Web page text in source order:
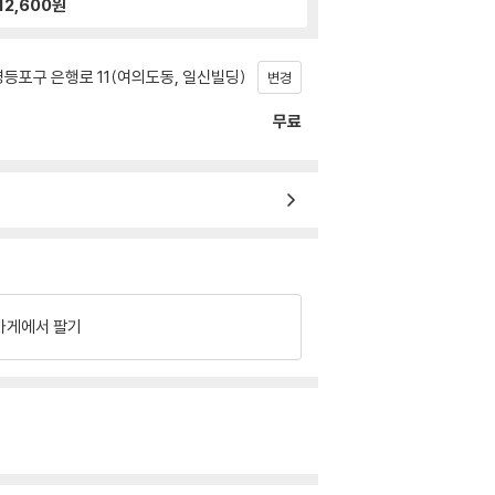
원
포구 은행로 11(여의도동, 일신빌딩) 변경
무료
게에서 팔기